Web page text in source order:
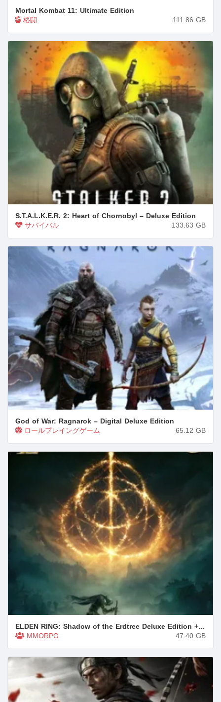
Mortal Kombat 11: Ultimate Edition
格闘 111.86 GB
S.T.A.L.K.E.R. 2: Heart of Chornobyl – Deluxe Edition
サバイバル 133.63 GB
God of War: Ragnarok – Digital Deluxe Edition
ロールプレイングゲーム 65.12 GB
ELDEN RING: Shadow of the Erdtree Deluxe Edition + 9 DLCs/Bonuses
MMORPG 47.40GB